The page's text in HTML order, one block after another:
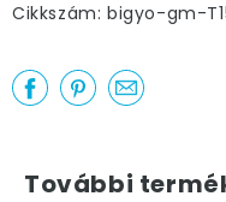
Cikkszám: bigyo-gm-
További